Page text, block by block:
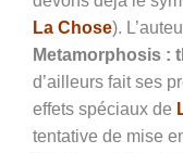
La Chose).
Metamorphosis :
d’ailleurs fait ses
effets spéciaux de
tentative de mise